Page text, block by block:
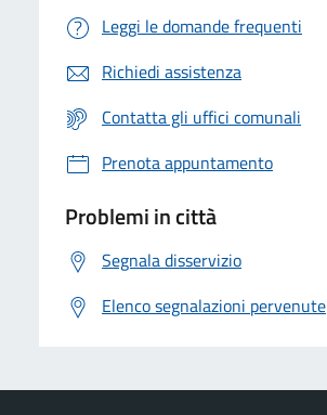
Leggi le domande frequenti
Richiedi assistenza
Contatta gli uffici comunali
Prenota appuntamento
Problemi in città
Segnala disservizio
Elenco segnalazioni pervenute